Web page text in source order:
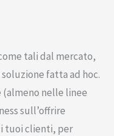
tali dal mercato,
fatta ad hoc.
(almeno nelle linee
sull’offrire
tuoi clienti, per